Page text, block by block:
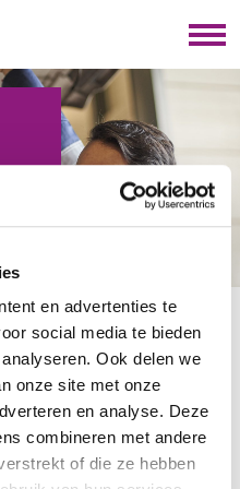
en advertenties te
social media te bieden
Ook delen we
onze site met onze
en analyse. Deze
combineren met andere
of die ze hebben
/Banden- en
hebben we een banden-
met VACO. Het
Ap Morren van het